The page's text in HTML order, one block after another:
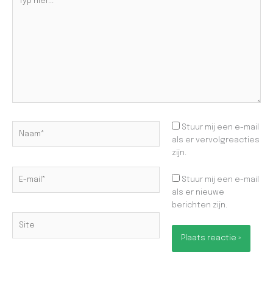
hier...
Stuur mij een e-mail
als er vervolgreacties
zijn.
Stuur mij een e-mail
als er nieuwe
berichten zijn.